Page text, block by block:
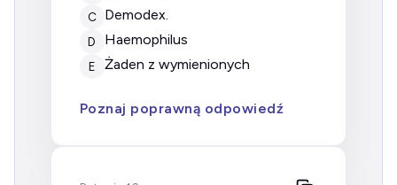
C Demodex.
D Haemophilus
E żaden z wymienionych
Poznaj poprawną odpowiedź